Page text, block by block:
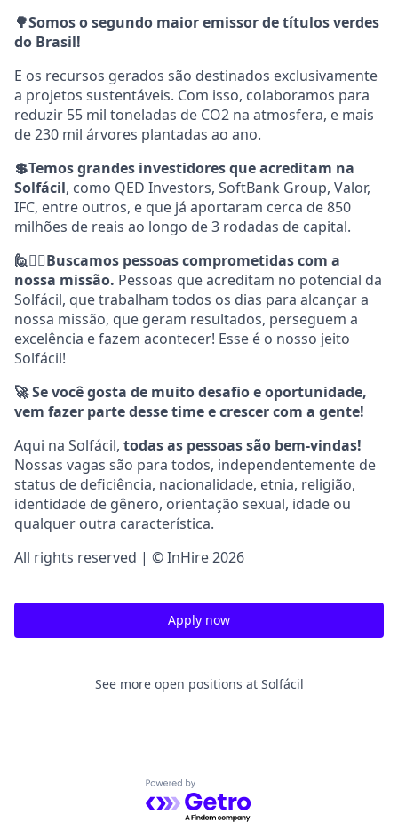
🌳Somos o segundo maior emissor de títulos verdes
do Brasil!
E os recursos gerados são destinados exclusivamente
a projetos sustentáveis. Com isso, colaboramos para
reduzir 55 mil toneladas de CO2 na atmosfera, e mais
de 230 mil árvores plantadas ao ano.
💲Temos grandes investidores que acreditam na
Solfácil, como QED Investors, SoftBank Group, Valor,
IFC, entre outros, e que já aportaram cerca de 850
milhões de reais ao longo de 3 rodadas de capital.
🙋💁‍♀️Buscamos pessoas comprometidas com a
nossa missão. Pessoas que acreditam no potencial da
Solfácil, que trabalham todos os dias para alcançar a
nossa missão, que geram resultados, perseguem a
excelência e fazem acontecer! Esse é o nosso jeito
Solfácil!
🚀 Se você gosta de muito desafio e oportunidade,
vem fazer parte desse time e crescer com a gente!
Aqui na Solfácil, todas as pessoas são bem-vindas!
Nossas vagas são para todos, independentemente de
status de deficiência, nacionalidade, etnia, religião,
identidade de gênero, orientação sexual, idade ou
qualquer outra característica.
All rights reserved | © InHire 2026
Apply now
See more open positions at Solfácil
Powered by Getro.com